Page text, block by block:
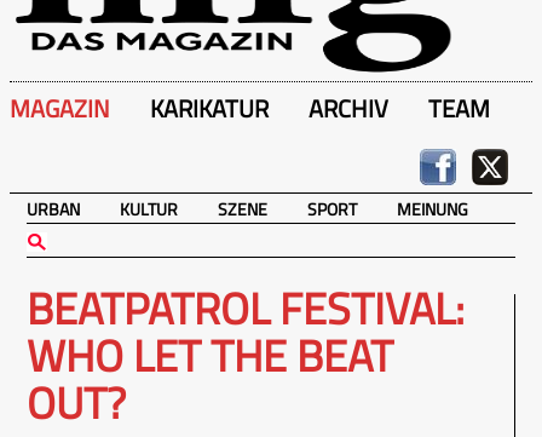
MAGAZIN KARIKATUR ARCHIV TEAM
URBAN KULTUR SZENE SPORT MEINUNG
BEATPATROL FESTIVAL:
WHO LET THE BEAT
OUT?